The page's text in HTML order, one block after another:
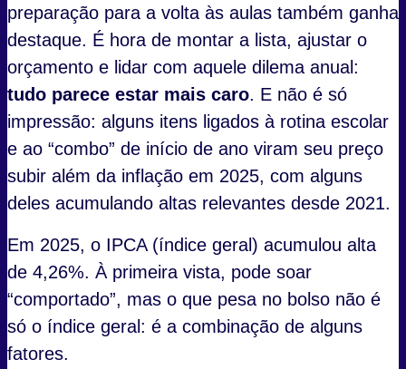
preparação para a volta às aulas também ganha
destaque. É hora de montar a lista, ajustar o
orçamento e lidar com aquele dilema anual:
tudo parece estar mais caro. E não é só
impressão: alguns itens ligados à rotina escolar
e ao “combo” de início de ano viram seu preço
subir além da inflação em 2025, com alguns
deles acumulando altas relevantes desde 2021.
Em 2025, o IPCA (índice geral) acumulou alta
de 4,26%. À primeira vista, pode soar
“comportado”, mas o que pesa no bolso não é
só o índice geral: é a combinação de alguns
fatores.